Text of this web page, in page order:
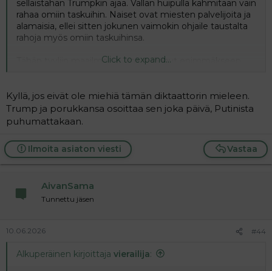
sellaistahan Trumpkin ajaa. Vallan huipulla kahmitaan vain
rahaa omiin taskuihin. Naiset ovat miesten palvelijoita ja
alamaisia, ellei sitten jokunen vaimokin ohjaile taustalta
rahoja myös omiin taskuihinsa.
Tähän tyyliin maailma on aina pyörinyt enimmäkseen
pääsevät vallalle, kun joku onnistuu lietsomaan
heikompiälyisintä kansanosaa.
Click to expand...
Kyllä, jos eivät ole miehiä tämän diktaattorin mieleen.
Trump ja porukkansa osoittaa sen joka päivä, Putinista
puhumattakaan.
Vastaa
Ilmoita asiaton viesti
AivanSama
Tunnettu jäsen
10.06.2026 #44
Alkuperäinen kirjoittaja vierailija: